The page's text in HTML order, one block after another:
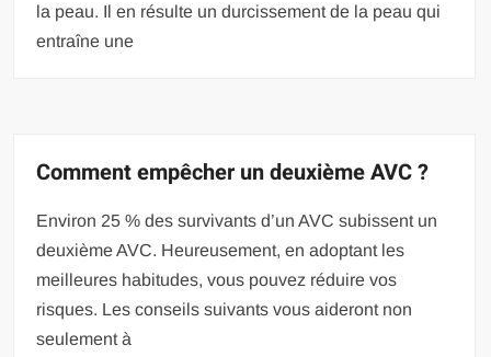
la peau. Il en résulte un durcissement de la peau qui
entraîne une
Comment empêcher un deuxième AVC ?
Environ 25 % des survivants d’un AVC subissent un
deuxième AVC. Heureusement, en adoptant les
meilleures habitudes, vous pouvez réduire vos
risques. Les conseils suivants vous aideront non
seulement à